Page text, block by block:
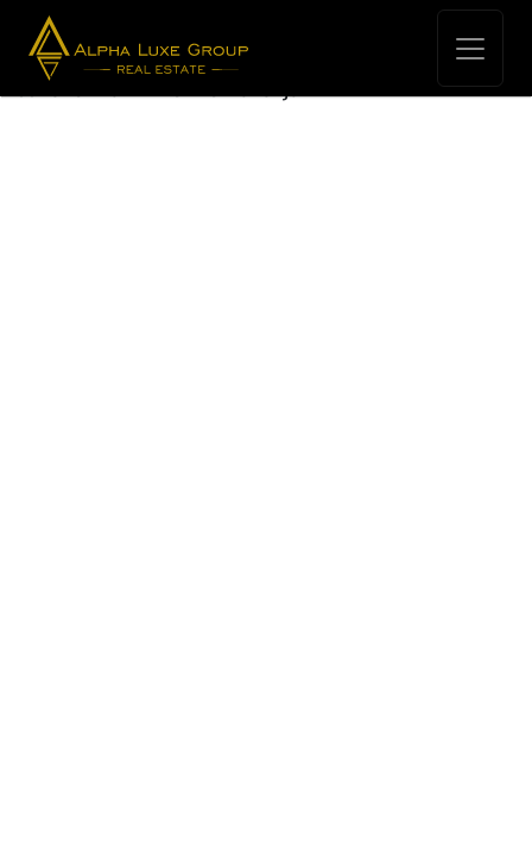
Kuća > Vila
Istra, Novigrad, Moderna samostojeća vila s
bazenom u mirnom okruženju